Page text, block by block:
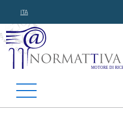
ITA
Normattiva